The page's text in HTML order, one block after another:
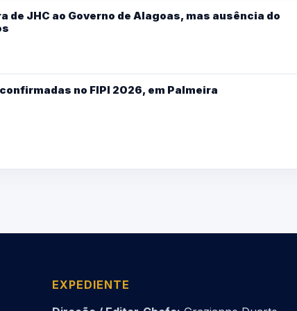
JHC ao Governo de Alagoas, mas ausência do
no FIPI 2026, em Palmeira
EXPEDIENTE